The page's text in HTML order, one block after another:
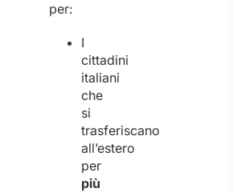
per:
I
cittadini
italiani
che
si
trasferiscano
all’estero
per
più